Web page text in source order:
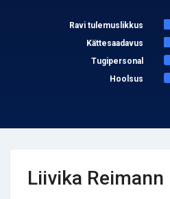
Ravi tulemuslikkus
Kättesaadavus
Tugipersonal
Hoolsus
Liivika Reimann